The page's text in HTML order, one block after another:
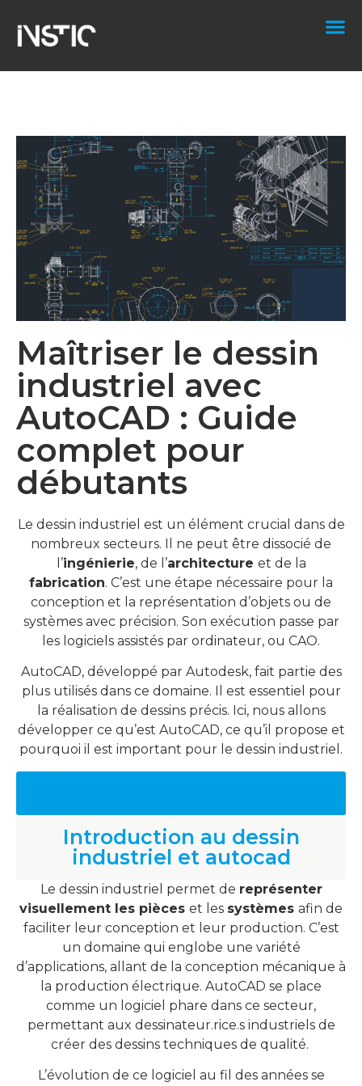
Maîtriser le dessin
industriel avec
AutoCAD : Guide
complet pour
débutants
Le dessin industriel est un élément crucial dans de
nombreux secteurs. Il ne peut être dissocié de
l’ingénierie, de l’architecture et de la
fabrication. C’est une étape nécessaire pour la
conception et la représentation d’objets ou de
systèmes avec précision. Son exécution passe par
les logiciels assistés par ordinateur, ou CAO.
AutoCAD, développé par Autodesk, fait partie des
plus utilisés dans ce domaine. Il est essentiel pour
la réalisation de dessins précis. Ici, nous allons
développer ce qu’est AutoCAD, ce qu’il propose et
pourquoi il est important pour le dessin industriel.
Introduction au dessin
industriel et autocad
Le dessin industriel permet de représenter
visuellement les pièces et les systèmes afin de
faciliter leur conception et leur production. C’est
un domaine qui englobe une variété
d’applications, allant de la conception mécanique à
la production électrique. AutoCAD se place
comme un logiciel phare dans ce secteur,
permettant aux dessinateur.rice.s industriels de
créer des dessins techniques de qualité.
L’évolution de ce logiciel au fil des années se